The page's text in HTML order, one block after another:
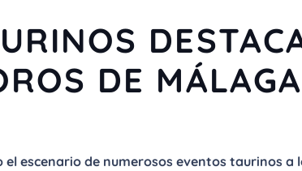
DE MÁLAGA
el escenario de numerosos eventos taurinos a